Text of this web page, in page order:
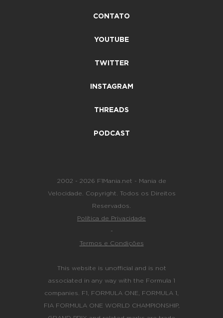
CONTATO
YOUTUBE
TWITTER
INSTAGRAM
THREADS
PODCAST
2002 - 2026 F1Mania.net - Mania de
Velocidade. Copyright. Todos os Direitos
Reservados.
Política de Privacidade
-
Termos e Condições
This website is unofficial and is not
associated in any way with the Formula 1
companies. F1, FORMULA ONE, FORMULA 1,
FIA FORMULA ONE WORLD CHAMPIONSHIP,